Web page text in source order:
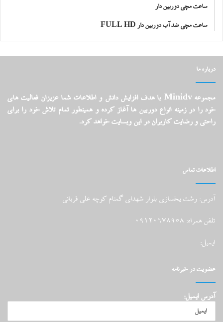
ساعت مچی دوربین دار
ساعت مچی ضد آب دوربین دار FULL HD
درباره ما
مجموعه Minidv با هدف افزایش دانش و اطلاعات شما عزیزان فعالیت های
خود را در زمینه انواع دوربین ها آغاز کرده و همینطور تمام تلاش خود را برای
راحتی و رضایت کاربران در این وبسایت خواهد کرد.
اطلاعات تماس
آدرس: رشت یخسازی بلوار شهدای گمنام کوچه علی قربانی
تلفن همراه: 09120678958
ایمیل:
عضویت در خبرنامه
آدرس ایمیل: